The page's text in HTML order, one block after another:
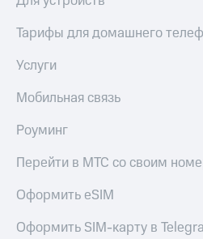
Тарифы для домашнего
Услуги
Мобильная связь
Роуминг
Перейти в МТС со своим
Оформить eSIM
Оформить SIM-карту в